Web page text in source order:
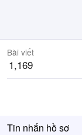
Bài viết
1,169
Tin nhắn hồ sơ